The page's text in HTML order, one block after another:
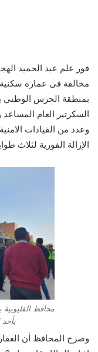
فور علم عبد الحميد
مخالفة فى عمارة سكنية
بمنطقة الحرس الوطني
السكرتير العام
وعدد من القيادات
الإزالة الفورية لثلاث
محافظ
بأحد
وصرح المحافظ أن